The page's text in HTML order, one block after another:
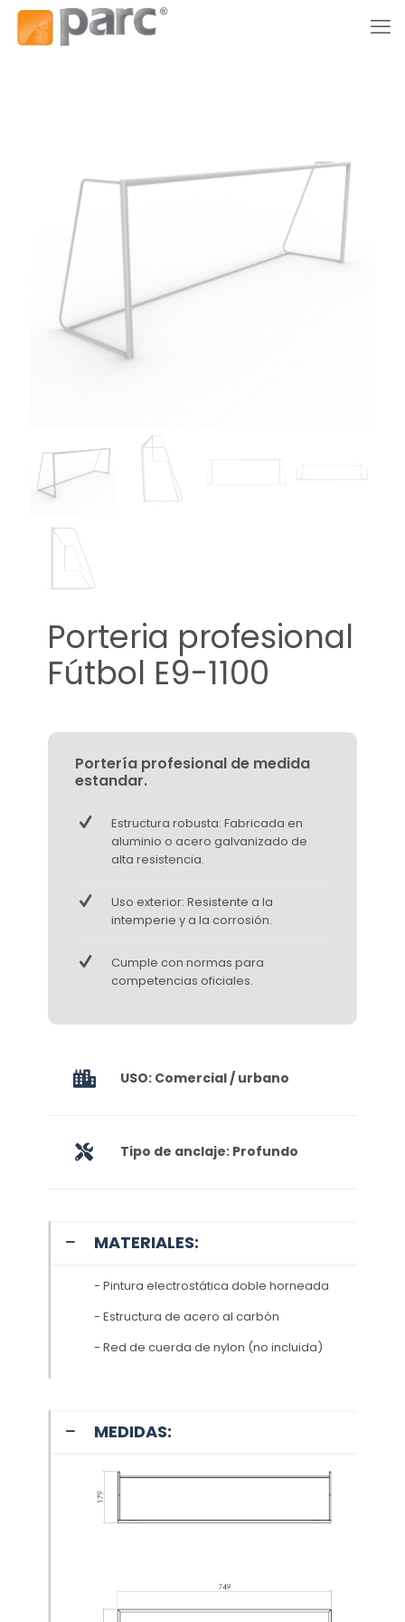
Porteria profesional
Fútbol E9-1100
Portería profesional de medida
estandar.
Estructura robusta: Fabricada en
aluminio o acero galvanizado de
alta resistencia.
Uso exterior: Resistente a la
intemperie y a la corrosión.
Cumple con normas para
competencias oficiales.
USO: Comercial / urbano
Tipo de anclaje: Profundo
MATERIALES:
- Pintura electrostática doble horneada
- Estructura de acero al carbón
- Red de cuerda de nylon (no incluida)
MEDIDAS: